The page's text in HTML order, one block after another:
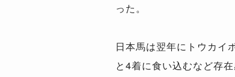
った。
日本馬は翌年にトウカイ
と4着に食い込むなど存